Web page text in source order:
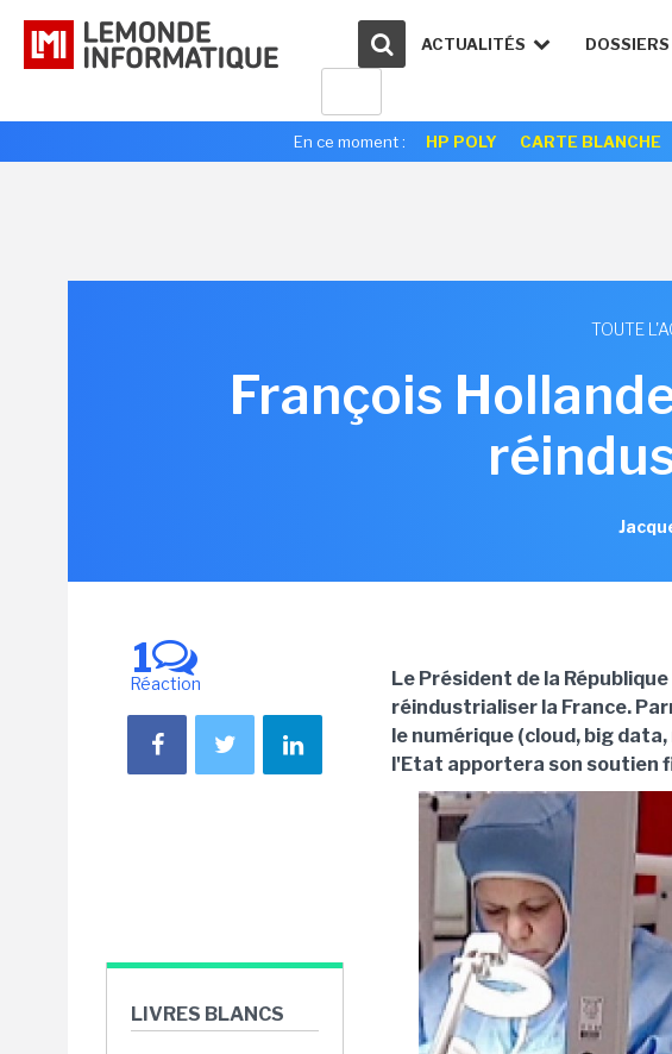
ACTUALITÉS DOSSIERS
En ce moment : HP POLY CARTE BLANCHE
TOUTE
François
1
Réaction
LIVRES BLANCS
Le Président de la
réindustrialiser la France.
le numérique (cloud, big
l'Etat apportera son soutien